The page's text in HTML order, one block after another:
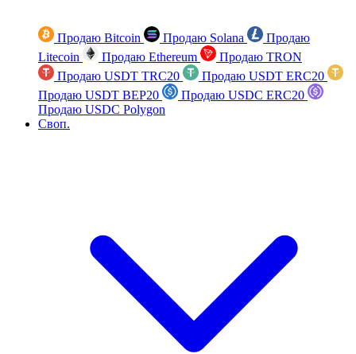
Продаю Bitcoin Продаю Solana
Продаю
Litecoin
Продаю Ethereum
Продаю TRON
Продаю USDT TRC20
Продаю USDT ERC20
Продаю USDT BEP20
Продаю USDC ERC20
Продаю USDC Polygon
Своп.